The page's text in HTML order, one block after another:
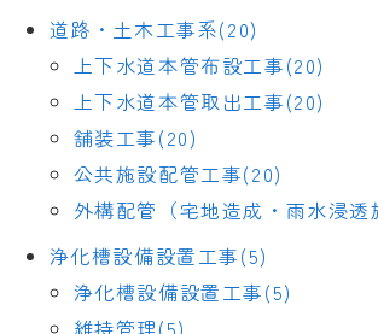
道路・土木工事系(20)
上下水道本管布設工事(20)
上下水道本管取出工事(20)
舗装工事(20)
公共施設配管工事(20)
外構配管（宅地造成・雨水浸
浄化槽設備設置工事(5)
浄化槽設備設置工事(5)